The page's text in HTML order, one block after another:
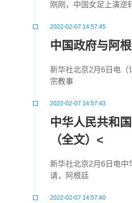
刚刚，中国女足上演逆
2022-02-07 14:57:45
中国政府与阿
新华社北京2月6日电（
宗教事
2022-02-07 14:57:43
中华人民共和
（全文）<
新华社北京2月6日电中
请，阿根廷
2022-02-07 14:57:40